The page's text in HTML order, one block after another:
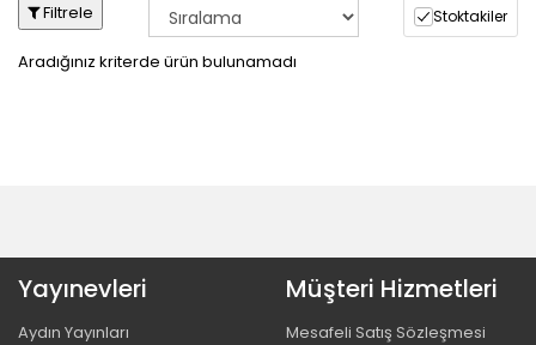
Filtrele Stoktakiler
Aradığınız kriterde ürün bulunamadı
Yayınevleri
Aydın Yayınları
Müşteri Hizmetleri
Mesafeli Satış Sözleşmesi